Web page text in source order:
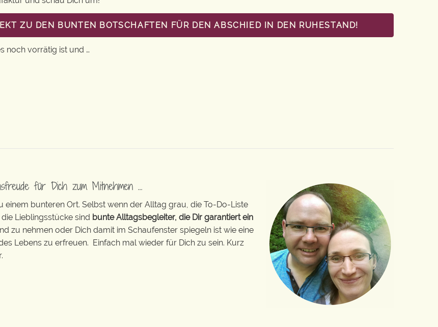
ZU DEN BUNTEN BOTSCHAFTEN FÜR DEN ABSCHIED IN DEN RUHESTAND!
noch vorrätig ist und …
für Dich zum Mitnehmen …
bunteren Ort. Selbst wenn der Alltag grau, die To-Do-Liste
Lieblingsstücke sind bunte Alltagsbegleiter, die Dir garantiert ein
zu nehmen oder Dich damit im Schaufenster spiegeln ist wie eine
Lebens zu erfreuen. Einfach mal wieder für Dich zu sein. Kurz